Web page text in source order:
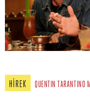
HÍREK QUENTIN TARANTINO